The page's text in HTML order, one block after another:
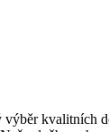
kvalitních